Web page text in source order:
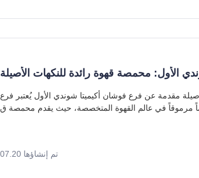
الأول: محمصة قهوة رائدة للنكهات الأصيلة
فرع فوشان أكيميتا شوندي الأول: محمصة قهوة رائدة للنكهات الأصيلة مقدمة عن فرع فوشان أكيميتا شوندي الأول يُعتبر فرع
مرموقاً في عالم القهوة المتخصصة، حيث يقدم محمصة ق
تم إنشاؤها 07.20